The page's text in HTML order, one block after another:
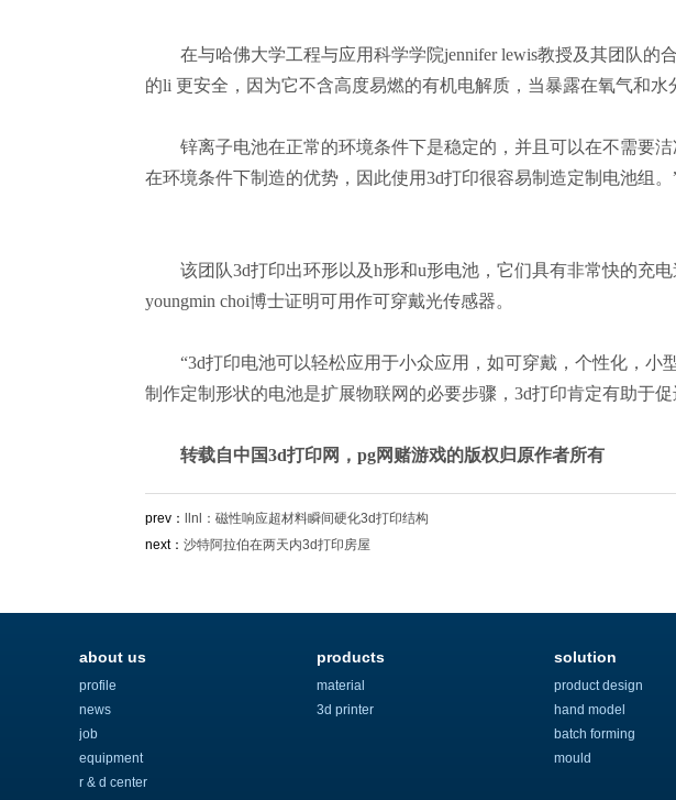
在与哈佛大学工程与应用科学学院jennifer lewis教授及其团队的
的li 更安全，因为它不含高度易燃的有机电解质，当暴露在氧气和水
锌离子电池在正常的环境条件下是稳定的，并且可以在不需要洁
在环境条件下制造的优势，因此使用3d打印很容易制造定制电池组。
该团队3d打印出环形以及h形和u形电池，它们具有非常快的充电
youngmin choi博士证明可用作可穿戴光传感器。
“3d打印电池可以轻松应用于小众应用，如可穿戴，个性化，小
制作定制形状的电池是扩展物联网的必要步骤，3d打印肯定有助于促
转载自中国3d打印网，pg网赌游戏的版权归原作者所有
prev：
llnl：磁性响应超材料瞬间硬化3d打印结构
next： 沙特阿拉伯在两天内3d打印房屋
about us
profile
news
job
equipment
r & d center
products
material
3d printer
solution
product design
hand model
batch forming
mould